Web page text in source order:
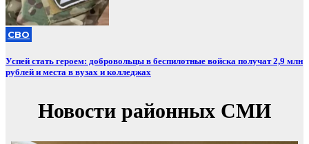
СВО
Успей стать героем: добровольцы в беспилотные войска получат 2,9 млн
рублей и места в вузах и колледжах